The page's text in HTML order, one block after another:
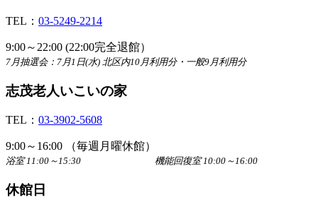
TEL： 03-5249-2214
9:00～22:00 (22:00完全退館）
7月抽選会：7月1日(水) 北区内10月利用分・一般9月利用分
志茂老人いこいの家
TEL： 03-3902-5608
9:00～16:00 （毎週月曜休館）
浴室 11:00～15:30 機能回復室 10:00～16:00
休館日